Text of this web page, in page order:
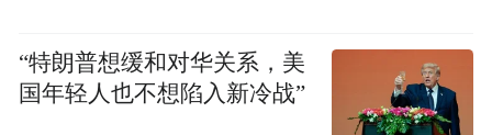
“特朗普想缓和对华关系，美
国年轻人也不想陷入新冷战”